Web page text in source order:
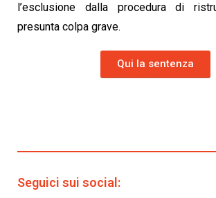
l’esclusione dalla procedura di
presunta colpa grave.
Qui la sentenza
Seguici sui social: